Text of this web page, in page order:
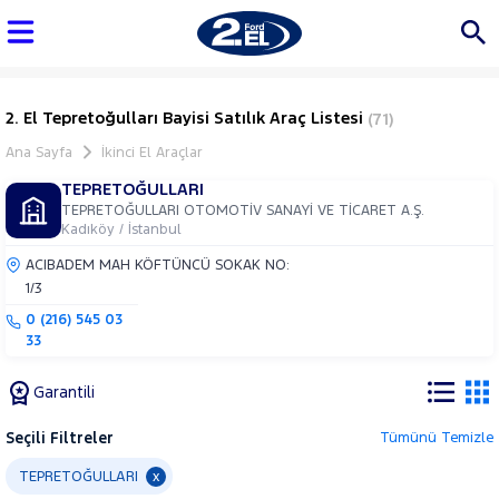
2. El Tepretoğulları Bayisi Satılık Araç Listesi (71)
Ana Sayfa İkinci El Araçlar
TEPRETOĞULLARI
TEPRETOĞULLARI OTOMOTİV SANAYİ VE TİCARET A.Ş.
Kadıköy / İstanbul
ACIBADEM MAH KÖFTÜNCÜ SOKAK NO:
1/3
0 (216) 545 03
33
Garantili
Seçili Filtreler Tümünü Temizle
TEPRETOĞULLARI x